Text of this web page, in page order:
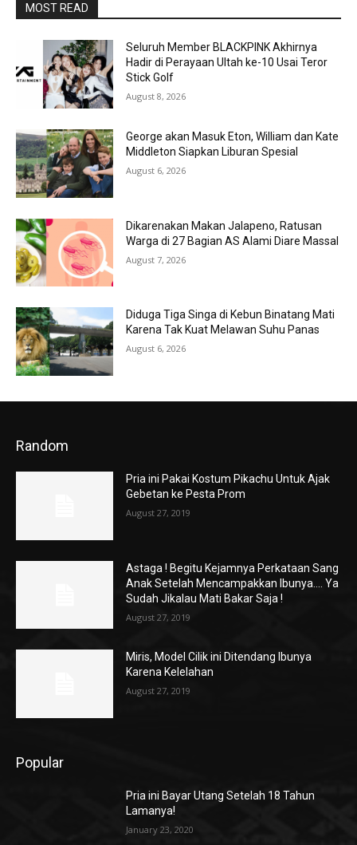
MOST READ
Seluruh Member BLACKPINK Akhirnya
Hadir di Perayaan Ultah ke-10 Usai Teror
Stick Golf
August 8, 2026
George akan Masuk Eton, William dan Kate
Middleton Siapkan Liburan Spesial
August 6, 2026
Dikarenakan Makan Jalapeno, Ratusan
Warga di 27 Bagian AS Alami Diare Massal
August 7, 2026
Diduga Tiga Singa di Kebun Binatang Mati
Karena Tak Kuat Melawan Suhu Panas
August 6, 2026
Random
Pria ini Pakai Kostum Pikachu Untuk Ajak
Gebetan ke Pesta Prom
August 27, 2019
Astaga ! Begitu Kejamnya Perkataan Sang
Anak Setelah Mencampakkan Ibunya…. Ya
Sudah Jikalau Mati Bakar Saja !
August 27, 2019
Miris, Model Cilik ini Ditendang Ibunya
Karena Kelelahan
August 27, 2019
Popular
Pria ini Bayar Utang Setelah 18 Tahun
Lamanya!
January 23, 2020